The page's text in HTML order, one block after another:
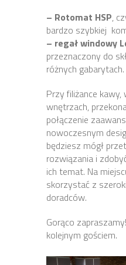
– Rotomat HSP,
bardzo szybkiej
– regał windowy
przeznaczony do
różnych gabarytach.
Przy filiżance kawy,
wnętrzach,
połączenie
nowoczesnym
będziesz mógł
rozwiązania i
ich temat. Na
skorzystać z
doradców.
Gorąco
kolejnym gościem.